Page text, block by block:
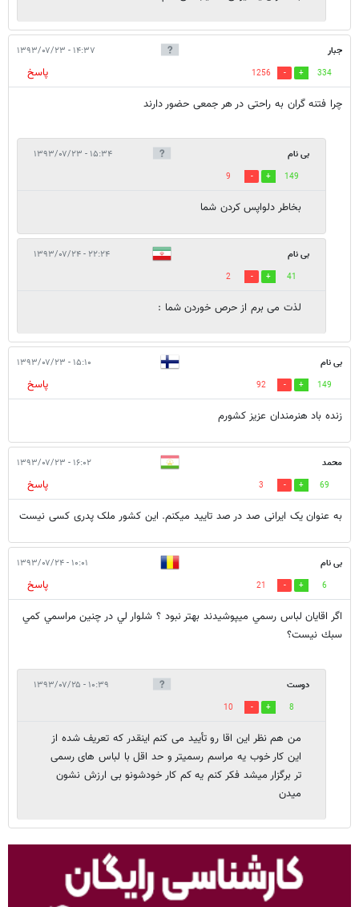
جبار ۱۴:۳۷ - ۱۳۹۳/۰۷/۲۳
334
1256
پاسخ
چرا فتنه گران به راحتی در هر جمعی حضور دارند
بی نام ۱۵:۳۴ - ۱۳۹۳/۰۷/۲۳
149
9
بخاطر دلواپس کردن شما
بی نام ۲۲:۲۴ - ۱۳۹۳/۰۷/۲۴
41
2
لذت مى برم از حرص خوردن شما :
بی نام ۱۵:۱۰ - ۱۳۹۳/۰۷/۲۳
149
92
پاسخ
زنده باد هنرمندان عزیز کشورم
محمد ۱۶:۰۲ - ۱۳۹۳/۰۷/۲۳
69
3
پاسخ
به عنوان یک ایرانی صد در صد تایید میکنم. این کشور ملک پدری کسی نیست
بی نام ۱۰:۰۱ - ۱۳۹۳/۰۷/۲۴
6
21
پاسخ
اگر اقايان لباس رسمي ميپوشيدند بهتر نبود ؟ شلوار لي در چنين مراسمي كمي
سبك نيست؟
دوست ۱۰:۳۹ - ۱۳۹۳/۰۷/۲۵
8
10
من هم نظر این اقا رو تأیید می کنم اینقدر که تعریف شده از
این کار خوب یه مراسم رسمیتر و حد اقل با لباس های رسمی
تر برگزار میشد فکر کنم یه کم کار خودشونو بی ارزش نشون
میدن